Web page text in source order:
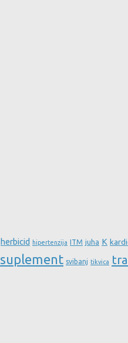
herbicid hipertenzija ITM juha K
suplement svibanj tikvica